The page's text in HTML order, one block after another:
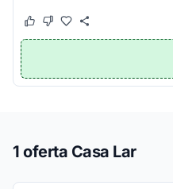
Este cupom funcionou
Este cupom não funcionou
1 oferta Casa Lar